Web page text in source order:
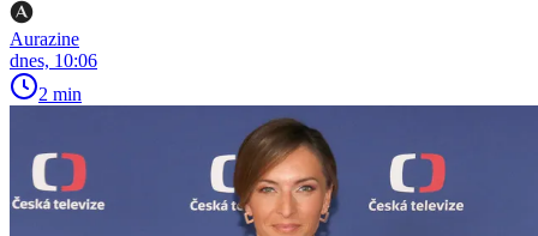
Aurazine
dnes, 10:06
2 min